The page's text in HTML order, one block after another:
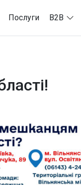
Послуги B2B